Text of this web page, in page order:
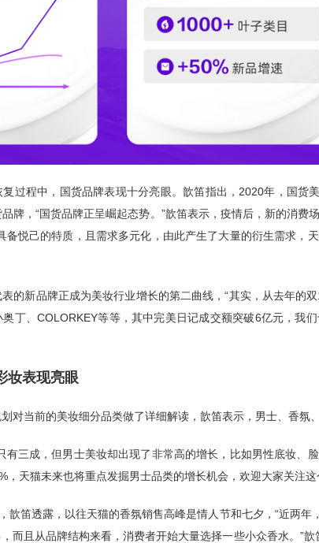
过程中，国货品牌表现十分亮眼。歆笛指出，2020年，国货
牌，“国货品牌正呈崛起态势。”歆笛表示，疫情后，新的消
备悦己的特质，且需求多元化，由此产生了大量的衍生需求，
的新品牌正成为美妆行业增长的第二曲线，“其实，从去年的
丁、COLORKEY等等，其中完美日记成交额突破6亿元，我
妆表现亮眼
对当前的美妆细分品类做了详细解读，歆笛表示，男士、香氛
有三成，但男士美妆却出现了非常高的增长，比如男性底妆、
，天猫未来也将重点发掘男士品类的增长机会，欢迎大家关注这
歆笛透露，以往天猫的香氛销售高峰是情人节和七夕，“近两
而且从品牌结构来看，消费者开始大量选择一些小众香水。”